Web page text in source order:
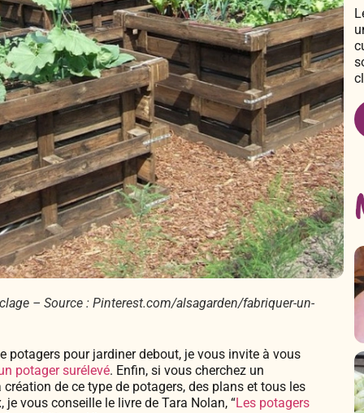
– Source : Pinterest.com/alsagarden/fabriquer-un-
potagers pour jardiner debout, je vous invite à vous
potager surélevé. Enfin, si vous cherchez un
de ce type de potagers, des plans et tous les
vous conseille le livre de Tara Nolan, “Les potagers